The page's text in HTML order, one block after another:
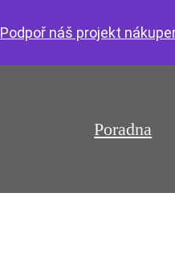
Podpoř náš projekt
Poradna